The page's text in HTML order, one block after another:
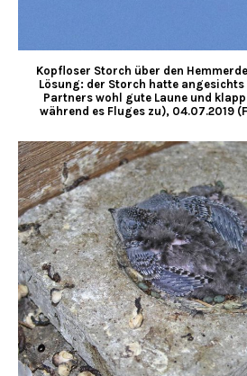
Kopfloser Storch über den
Lösung: der Storch hatte
Partners wohl gute Laune und
während es Fluges zu), 04.07.2019